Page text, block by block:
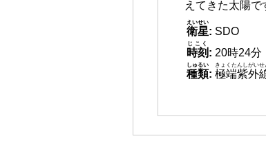
えてきた太陽で
衛星
えいせい
: SDO
時刻
じこく
: 20時24分
種類
しゅるい
: 極端紫外
きょくたんしがいせ